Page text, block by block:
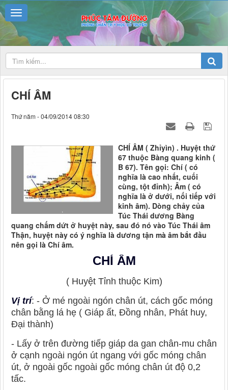
CHÍ ÂM
Thứ năm - 04/09/2014 08:30
.
CHÍ ÂM ( Zhỉyìn) . Huyệt thứ
67 thuộc Bàng quang kinh (
B 67). Tên gọi: Chí ( có
nghĩa là cao nhất, cuối
cùng, tột đỉnh); Âm ( có
nghĩa là ở dưới, nối tiếp với
kinh âm). Dòng chảy của
Túc Thái dương Bàng
quang chấm dứt ở huyệt này, sau đó nó vào Túc Thái âm
Thận, huyệt này có ý nghĩa là dương tận mà âm bắt đầu
nên gọi là Chí âm.
CHÍ ÂM
( Huyệt Tỉnh thuộc Kim)
Vị trí: - Ở mé ngoài ngón chân út, cách gốc móng
chân bằng lá hẹ ( Giáp ất, Đồng nhân, Phát huy,
Đại thành)
- Lấy ở trên đường tiếp giáp da gan chân-mu chân
ở cạnh ngoài ngón út ngang với gốc móng chân
út, ở ngoài gốc ngoài gốc móng chân út độ 0,2
tấc.